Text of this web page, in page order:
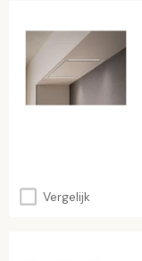
Vergelijk